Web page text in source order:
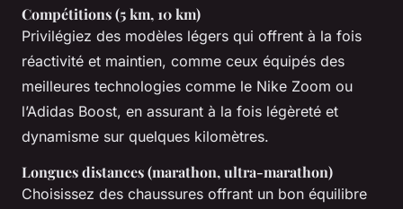
Compétitions (5 km, 10 km)
Privilégiez des modèles légers qui offrent à la fois
réactivité et maintien, comme ceux équipés des
meilleures technologies comme le Nike Zoom ou
l’Adidas Boost, en assurant à la fois légèreté et
dynamisme sur quelques kilomètres.
Longues distances (marathon, ultra-marathon)
Choisissez des chaussures offrant un bon équilibre